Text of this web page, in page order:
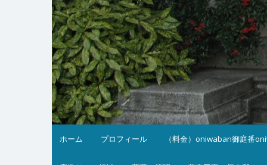
ホーム プロフィール （料金）oniwaban御庭番